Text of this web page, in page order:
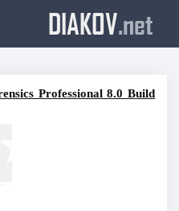
DIAKOV.net
Professional 8.0 Build